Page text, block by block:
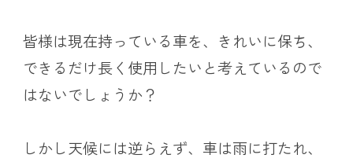
皆様は現在持っている車を、きれいに保ち、
できるだけ長く使用したいと考えているので
はないでしょうか？
しかし天候には逆らえず、車は雨に打たれ、